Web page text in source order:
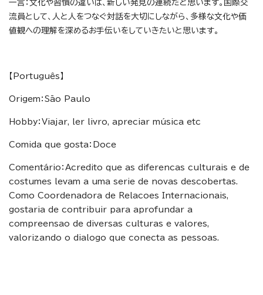
一言：文化や習慣の違いは、新しい発見の連続だと思います。国際交
流員として、人と人をつなぐ対話を大切にしながら、多様な文化や価
値観への理解を深めるお手伝いをしていきたいと思います。
【Português】
Origem：São Paulo
Hobby：Viajar, ler livro, apreciar música etc
Comida que gosta：Doce
Comentário：Acredito que as diferencas culturais e de
costumes levam a uma serie de novas descobertas.
Como Coordenadora de Relacoes Internacionais,
gostaria de contribuir para aprofundar a
compreensao de diversas culturas e valores,
valorizando o dialogo que conecta as pessoas.